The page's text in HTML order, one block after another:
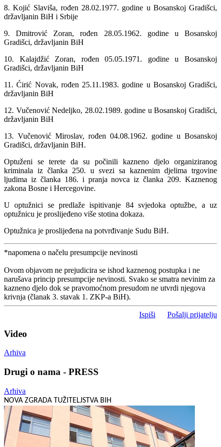
8. Kojić Slaviša, rođen 28.02.1977. godine u Bosanskoj Gradišci,
državljanin BiH i Srbije
9. Dmitrović Zoran, rođen 28.05.1962. godine u Bosanskoj
Gradišci, državljanin BiH
10. Kalajdžić Zoran, rođen 05.05.1971. godine u Bosanskoj
Gradišci, državljanin BiH
11. Ćirić Novak, rođen 25.11.1983. godine u Bosanskoj Gradišci,
državljanin BiH
12. Vučenović Nedeljko, 28.02.1989. godine u Bosanskoj Gradišci,
državljanin BiH
13. Vučenović Miroslav, rođen 04.08.1962. godine u Bosanskoj
Gradišci, državljanin BiH.
Optuženi se terete da su počinili kazneno djelo organiziranog
kriminala iz članka 250. u svezi sa kaznenim djelima trgovine
ljudima iz članka 186. i pranja novca iz članka 209. Kaznenog
zakona Bosne i Hercegovine.
U optužnici se predlaže ispitivanje 84 svjedoka optužbe, a uz
optužnicu je proslijeđeno više stotina dokaza.
Optužnica je proslijeđena na potvrđivanje Sudu BiH.
*napomena o načelu presumpcije nevinosti
Ovom objavom ne prejudicira se ishod kaznenog postupka i ne
narušava princip presumpcije nevinosti. Svako se smatra nevinim za
kazneno djelo dok se pravomoćnom presudom ne utvrdi njegova
krivnja (članak 3. stavak 1. ZKP-a BiH).
Ispiši Pošalji prijatelju
Video
Arhiva
Drugi o nama - PRESS
Arhiva
NOVA ZGRADA TUŽITELJSTVA BIH